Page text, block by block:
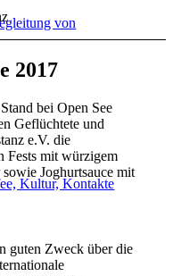
von
Kultur, Kontakte
2017
bei Open See
Geflüchtete und
e.V. die
Fests mit würzigem
Joghurtsauce mit
guten Zweck über die